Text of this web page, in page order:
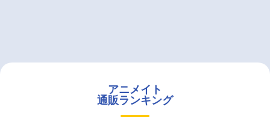
アニメイト
通販ランキング